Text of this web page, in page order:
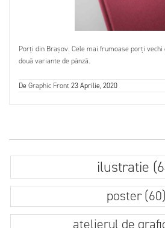
Porți din Brașov. Cele mai frumoase porți
două variante de pânză.
DeGraphic Front23 Aprilie, 2020
ilustratie
poster (60)
atelierul de